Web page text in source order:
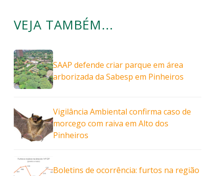
VEJA TAMBÉM...
SAAP defende criar parque em área
arborizada da Sabesp em Pinheiros
Vigilância Ambiental confirma caso de
morcego com raiva em Alto dos
Pinheiros
Boletins de ocorrência: furtos na região